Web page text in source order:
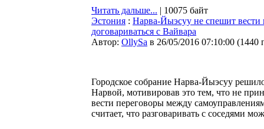
Читать дальше... | 10075 байт
Эстония : Нарва-Йыэсуу не спешит вести
договариваться с Вайвара
Автор: OllySa в 26/05/2016 07:10:00 (1440
Городское собрание Нарва-Йыэсуу
Нарвой, мотивировав это тем, что не
вести переговоры между
считает, что разговаривать с соседями